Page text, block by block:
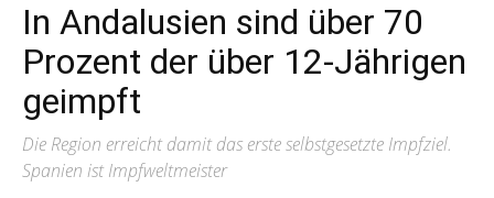
In Andalusien sind über 70
Prozent der über 12-Jährigen
geimpft
Die Region erreicht damit das erste selbstgesetzte Impfziel.
Spanien ist Impfweltmeister